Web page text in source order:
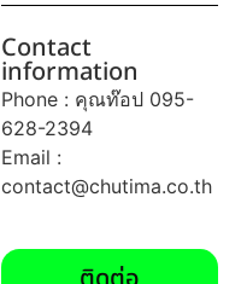
Contact
information
Phone : คุณท๊อป 095-
628-2394
Email :
contact@chutima.co.th